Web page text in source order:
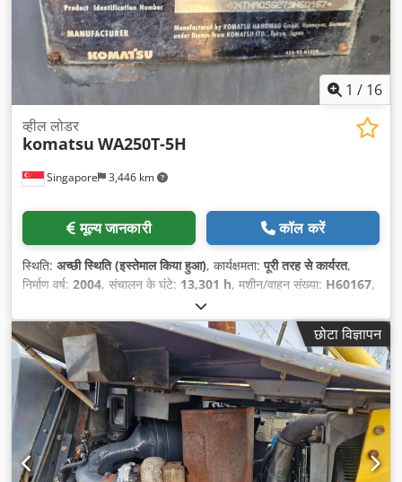
1 / 16
Singapore 3,446 km
व्हील लोडर
komatsu WA250T-5H
मूल्य जानकारी कॉल करें
स्थिति: अच्छी स्थिति (इस्तेमाल किया हुआ), कार्यक्षमता:पूरी तरह से कार्यरत,
निर्माण वर्ष: 2004, संचालन के घंटे: 13,301 h, मशीन/वाहन संख्या: H60167,
छोटा विज्ञापन